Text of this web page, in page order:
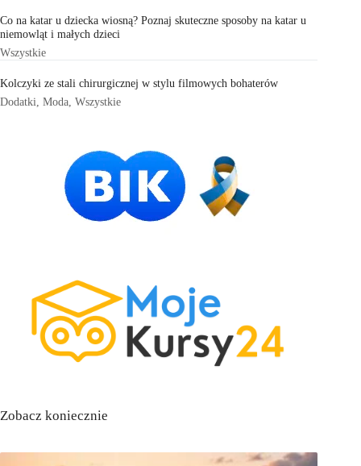
Co na katar u dziecka wiosną? Poznaj skuteczne sposoby na katar u
niemowląt i małych dzieci
Wszystkie
Kolczyki ze stali chirurgicznej w stylu filmowych bohaterów
Dodatki Moda Wszystkie
Zobacz koniecznie